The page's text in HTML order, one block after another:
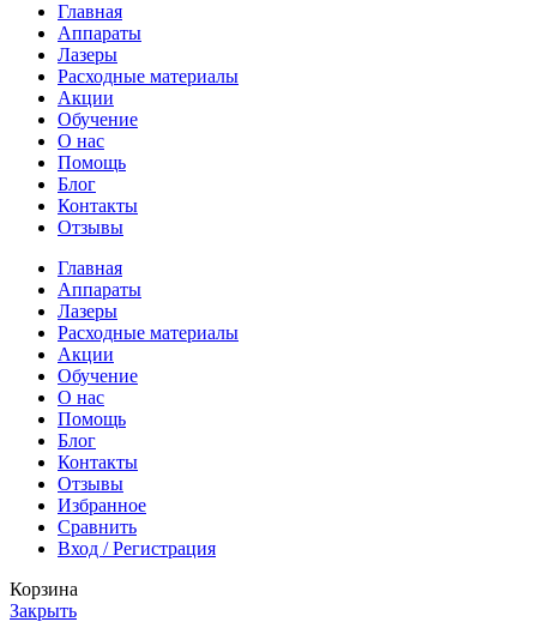
Главная
Аппараты
Лазеры
Расходные материалы
Акции
Обучение
О нас
Помощь
Блог
Контакты
Отзывы
Главная
Аппараты
Лазеры
Расходные материалы
Акции
Обучение
О нас
Помощь
Блог
Контакты
Отзывы
Избранное
Сравнить
Вход / Регистрация
Корзина
Закрыть